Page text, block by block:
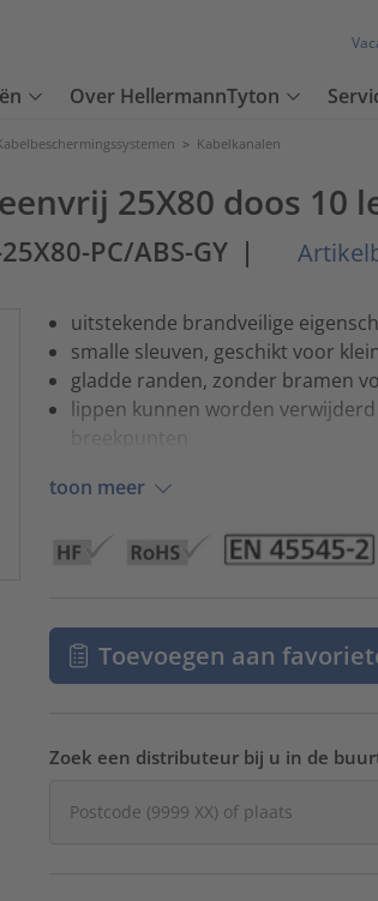
Over HellermannTyton
> Kabelkanalen
25X80 doos 10
PC/ABS-GY |
uitstekende brandveilige
smalle sleuven, geschikt voor
gladde randen, zonder bramen
lippen kunnen worden
toon meer
Toevoegen aan
Zoek een distributeur bij u in de